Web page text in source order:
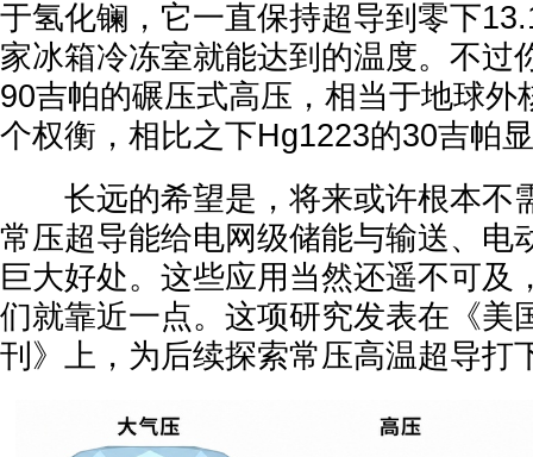
于氢化镧，它一直保持超导到零下
家冰箱冷冻室就能达到的温度。不过
90吉帕的碾压式高压，相当于地球外
个权衡，相比之下Hg1223的30吉帕
长远的希望是，将来或许根本不
常压超导能给电网级储能与输送、电
巨大好处。这些应用当然还遥不可及
们就靠近一点。这项研究发表在《美
刊》上，为后续探索常压高温超导打